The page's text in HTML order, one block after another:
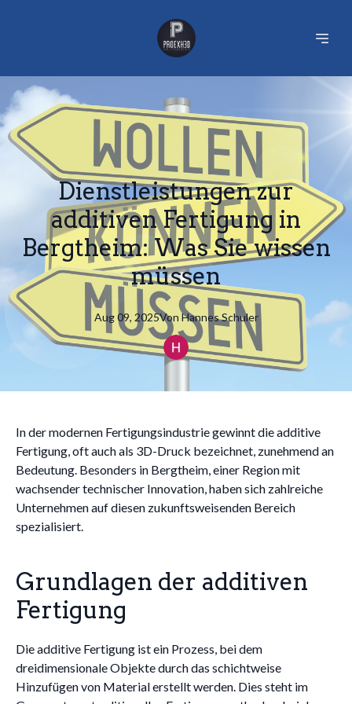
Dienstleistungen zur
additiven Fertigung in
Bergtheim: Was Sie wissen
müssen
Aug 09, 2025Von HannesSchuler
In der modernen Fertigungsindustrie gewinnt die additive
Fertigung, oft auch als 3D-Druck bezeichnet, zunehmend an
Bedeutung. Besonders in Bergtheim, einer Region mit
wachsender technischer Innovation, haben sich zahlreiche
Unternehmen auf diesen zukunftsweisenden Bereich
spezialisiert.
Grundlagen der additiven
Fertigung
Die additive Fertigung ist ein Prozess, bei dem
dreidimensionale Objekte durch das schichtweise
Hinzufügen von Material erstellt werden. Dies steht im